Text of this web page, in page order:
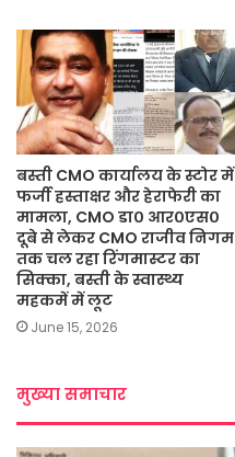
बस्ती CMO कार्यालय के स्टोर में
फर्जी हस्ताक्षर और हेराफेरी का
मामला, CMO डा० आर०एस०
दूबे से लेकर CMO राजीव निगम
तक चल रहा रिंगमास्टर का
सिक्का, बस्ती के स्वास्थ्य
महकमें में लूट
June 15, 2026
मुख्या समाचार